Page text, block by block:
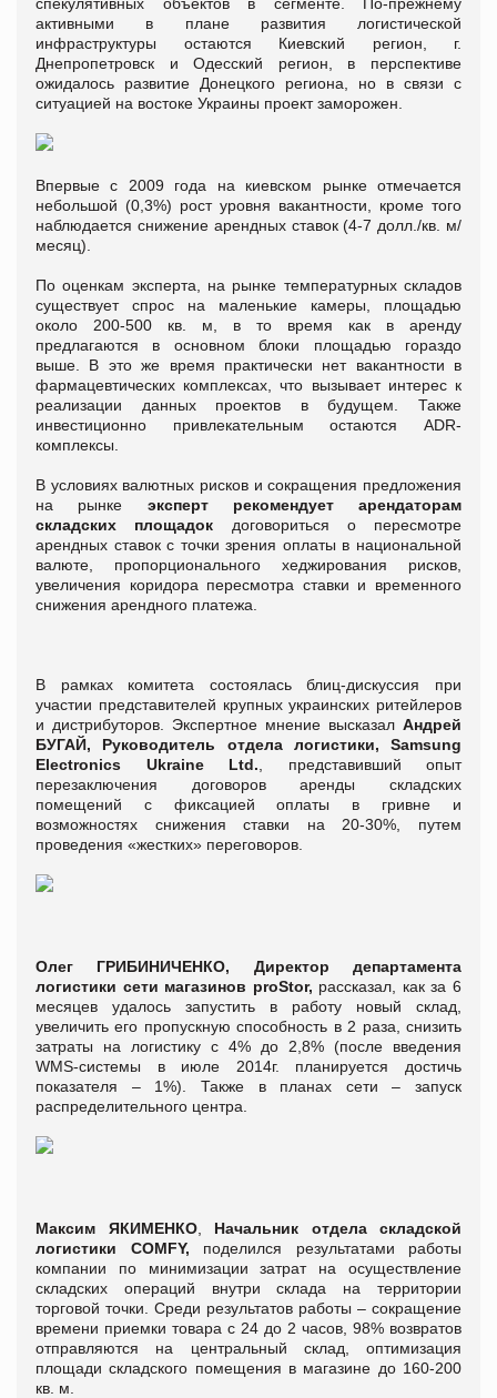
активными в плане развития логистической
инфраструктуры остаются Киевский регион, г.
Днепропетровск и Одесский регион, в перспективе
ожидалось развитие Донецкого региона, но в связи с
ситуацией на востоке Украины проект заморожен.
Впервые с 2009 года на киевском рынке отмечается
небольшой (0,3%) рост уровня вакантности, кроме того
наблюдается снижение арендных ставок (4-7 долл./кв. м/
месяц).
По оценкам эксперта, на рынке температурных складов
существует спрос на маленькие камеры, площадью
около 200-500 кв. м, в то время как в аренду
предлагаются в основном блоки площадью гораздо
выше. В это же время практически нет вакантности в
фармацевтических комплексах, что вызывает интерес к
реализации данных проектов в будущем. Также
инвестиционно привлекательным остаются ADR-
комплексы.
В условиях валютных рисков и сокращения предложения
на рынке эксперт рекомендует
арендаторам
складских площадок договориться о пересмотре
арендных ставок с точки зрения оплаты в национальной
валюте, пропорционального хеджирования рисков,
увеличения коридора пересмотра ставки и временного
снижения арендного платежа.
В рамках комитета состоялась блиц-дискуссия при
участии представителей крупных украинских ритейлеров
и дистрибуторов. Экспертное мнение высказал Андрей
БУГАЙ, Руководитель отдела логистики, Samsung
Electronics Ukraine Ltd. , представивший опыт
перезаключения договоров аренды складских
помещений с фиксацией оплаты в гривне и
возможностях снижения ставки на 20-30%, путем
проведения «жестких» переговоров.
Олег ГРИБИНИЧЕНКО, Директор департамента
логистики сети магазинов proStor, рассказал, как за 6
месяцев удалось запустить в работу новый склад,
увеличить его пропускную способность в 2 раза, снизить
затраты на логистику с 4% до 2,8% (после введения
WMS-системы в июле 2014г. планируется достичь
показателя – 1%). Также в планах сети – запуск
распределительного центра.
Максим ЯКИМЕНКО, Начальник отдела складской
логистики COMFY, поделился результатами работы
компании по минимизации затрат на осуществление
складских операций внутри склада на территории
торговой точки. Среди результатов работы – сокращение
времени приемки товара с 24 до 2 часов, 98% возвратов
отправляются на центральный склад, оптимизация
площади складского помещения в магазине до 160-200
кв. м.